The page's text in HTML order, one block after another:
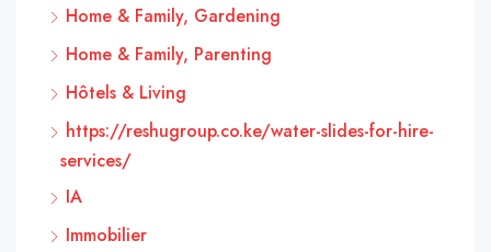
Home & Family, Gardening
Home & Family, Parenting
Hôtels & Living
https://reshugroup.co.ke/water-slides-for-hire-
services/
IA
Immobilier